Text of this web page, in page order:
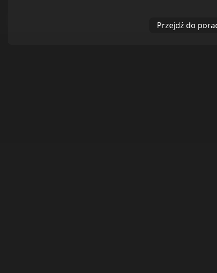
Przejdź do